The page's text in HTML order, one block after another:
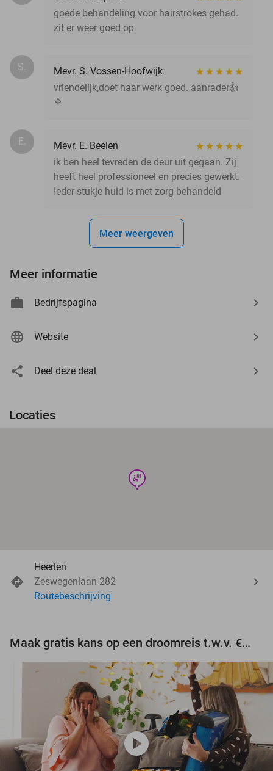
goede behandeling voor hairstrokes gehad.
zit er weer goed op
S.
Mevr. S. Vossen-Hoofwijk
vriendelijk,doet haar werk goed. aanrader👍
⚘️
E.
Mevr. E. Beelen
ik ben heel tevreden de deur uit gegaan. Zij
heeft heel professioneel en precies gewerkt.
Ieder stukje huid is met zorg behandeld
Meer weergeven
Meer informatie
Bedrijfspagina
Website
Deel deze deal
Locaties
wellness
Heerlen
Zeswegenlaan 282
Routebeschrijving
Maak gratis kans op een droomreis t.w.v. €3.000!
play_circle